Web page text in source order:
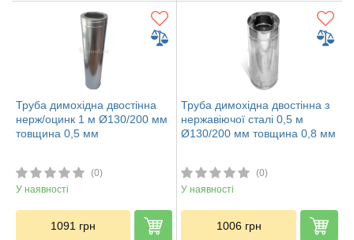
Труба димохідна двостінна
нерж/оцинк 1 м Ø130/200 мм
товщина 0,5 мм
(0)
У наявності
1091 грн
Труба димохідна двостінна з
нержавіючої сталі 0,5 м
Ø130/200 мм товщина 0,8 мм
(0)
У наявності
1006 грн